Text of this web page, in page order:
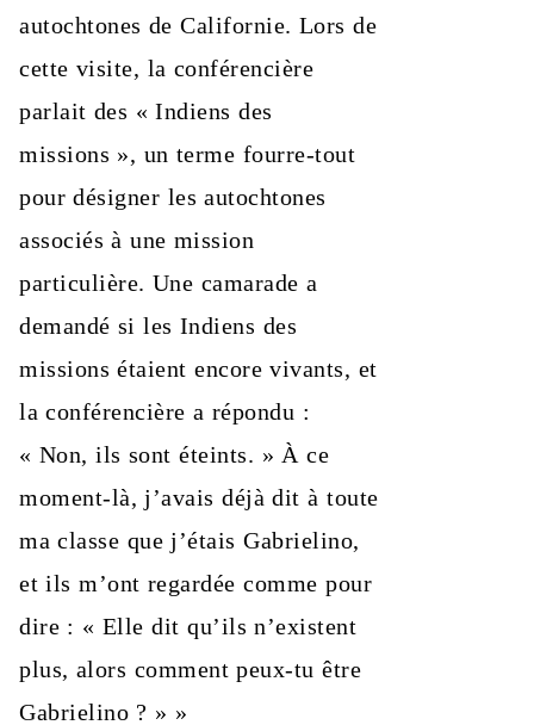
autochtones de Californie. Lors de
cette visite, la conférencière
parlait des « Indiens des
missions », un terme fourre‑tout
pour désigner les autochtones
associés à une mission
particulière. Une camarade a
demandé si les Indiens des
missions étaient encore vivants, et
la conférencière a répondu :
« Non, ils sont éteints. » À ce
moment-là, j’avais déjà dit à toute
ma classe que j’étais Gabrielino,
et ils m’ont regardée comme pour
dire : « Elle dit qu’ils n’existent
plus, alors comment peux‑tu être
Gabrielino ? » »